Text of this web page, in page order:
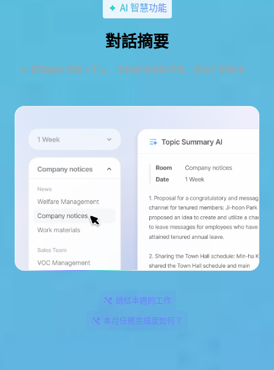
AI 智慧功能
對話摘要
AI 即時總結議題上下文，準確提供關聯答案，讓協作更精準。
總結本週的工作
本月任務完成度如何？